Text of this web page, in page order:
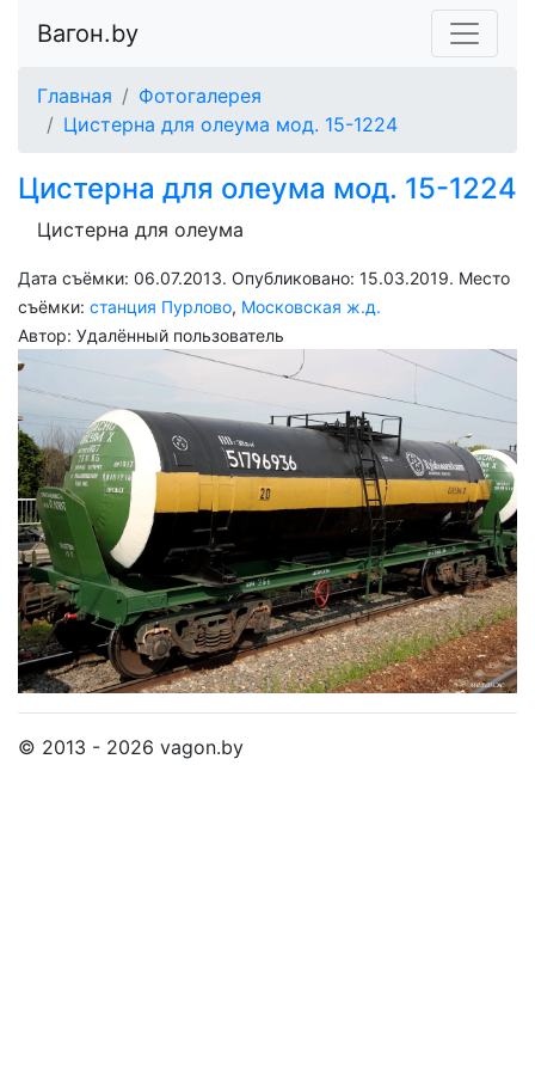
Вагон.by
Главная
Фотогалерея
Цистерна для олеума мод. 15-1224
Цистерна для олеума мод. 15-1224
Цистерна для олеума
Дата съёмки: 06.07.2013. Опубликовано: 15.03.2019. Место
съёмки: станция Пурлово, Московская ж.д.
Автор: Удалённый пользователь
© 2013 - 2026 vagon.by